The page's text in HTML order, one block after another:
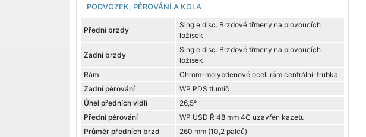
PODVOZEK, PÉROVÁNÍ A KOLA
Přední brzdy
Single disc. Brzdové třmeny na plovoucích
ložisek
Zadní brzdy
Single disc. Brzdové třmeny na plovoucích
ložisek
Rám
Chrom-molybdenové oceli rám centrální-trubka
Zadní pérování
WP PDS tlumič
Úhel předních vidlí
26,5°
Přední pérování
WP USD Ř 48 mm 4C uzavřen kazetu
Průměr předních brzd
260 mm (10,2 palců)